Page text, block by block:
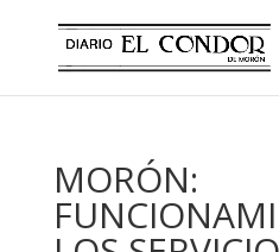
MORÓN: